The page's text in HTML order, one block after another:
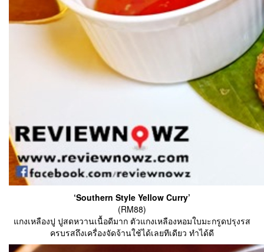
‘Southern Style Yellow Curry’
(RM88)
แกงเหลืองปู ปูสดหวานเนื้อดีมาก ตัวแกงเหลืองหอมใบมะกรูดปรุงรส